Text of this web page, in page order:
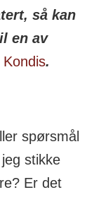
så kan
en av
Kondis.
spørsmål
stikke
Er det